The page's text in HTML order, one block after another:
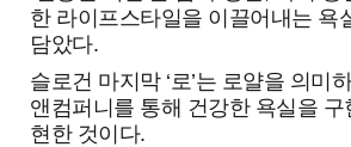
한 라이프스타일을 이끌어내는 욕
담았다.
슬로건 마지막 ‘로’는 로얄을 의미
앤컴퍼니를 통해 건강한 욕실을
현한 것이다.